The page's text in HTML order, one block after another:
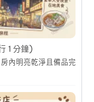
1 分鐘)
內明亮乾淨且備品完